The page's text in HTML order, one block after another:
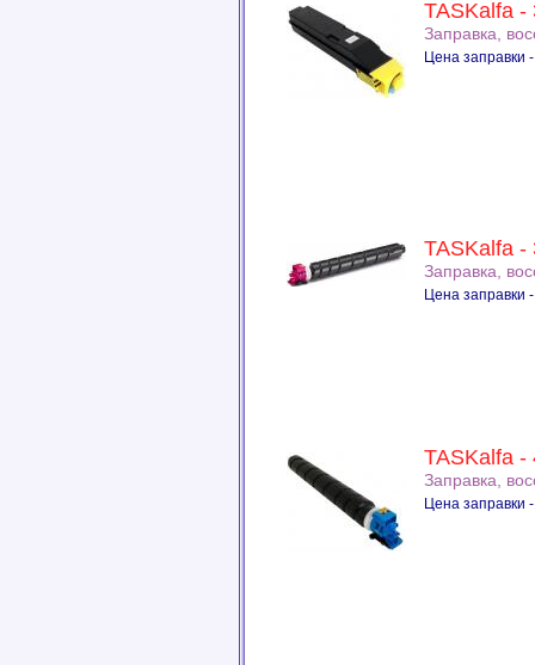
TASKalfa -
Заправка,
Цена заправки
TASKalfa -
Заправка,
Цена заправки
TASKalfa -
Заправка,
Цена заправки